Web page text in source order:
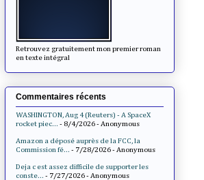
Retrouvez gratuitement mon premier roman
en texte intégral
Commentaires récents
WASHINGTON, Aug 4 (Reuters) - A SpaceX
rocket piec... - 8/4/2026- Anonymous
Amazon a déposé auprès de la FCC, la
Commission fé... - 7/28/2026- Anonymous
Deja c est assez difficile de supporter les
conste... - 7/27/2026- Anonymous